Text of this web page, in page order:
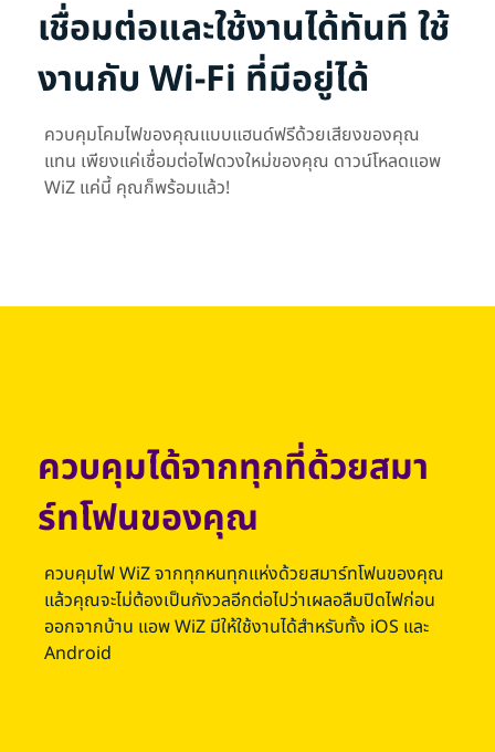
เชื่อมต่อและใช้งานได้ทันที ใช้
งานกับ Wi-Fi ที่มีอยู่ได้
ควบคุมโคมไฟของคุณแบบแฮนด์ฟรีด้วยเสียงของคุณ
แทน เพียงแค่เชื่อมต่อไฟดวงใหม่ของคุณ ดาวน์โหลดแอพ
WiZ แค่นี้ คุณก็พร้อมแล้ว!
ควบคุมได้จากทุกที่ด้วยสมา
ร์ทโฟนของคุณ
ควบคุมไฟ WiZ จากทุกหนทุกแห่งด้วยสมาร์ทโฟนของคุณ
แล้วคุณจะไม่ต้องเป็นกังวลอีกต่อไปว่าเผลอลืมปิดไฟก่อน
ออกจากบ้าน แอพ WiZ มีให้ใช้งานได้สำหรับทั้ง iOS และ
Android